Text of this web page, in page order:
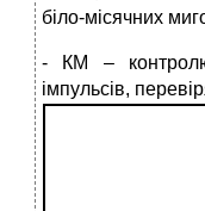
біло-місячних
- КМ –
імпульсів,